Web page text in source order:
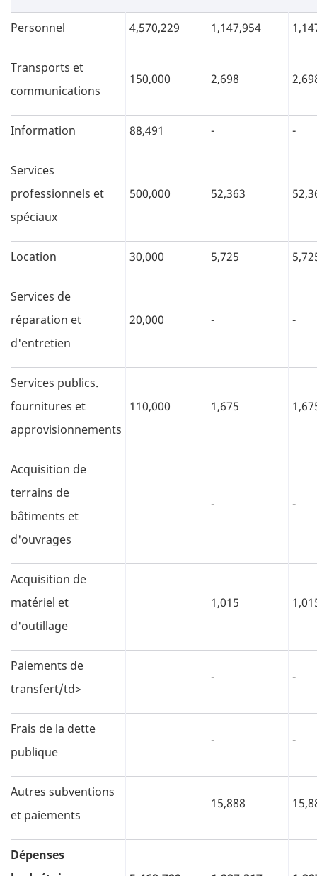
Personnel 4,570,229 1,147,954
Transports et
communications
150,000 2,698
Information 88,491 - -
Services
professionnels et
spéciaux
500,000 52,363
Location 30,000 5,725
Services de
réparation et
d'entretien
20,000 - -
Services publics.
fournitures et
approvisionnements
110,000 1,675
Acquisition de
terrains de
bâtiments et
d'ouvrages
- -
Acquisition de
matériel et
d'outillage
1,015
Paiements de
transfert/td>
- -
Frais de la dette
publique
- -
Autres subventions
et paiements
15,888
Dépenses